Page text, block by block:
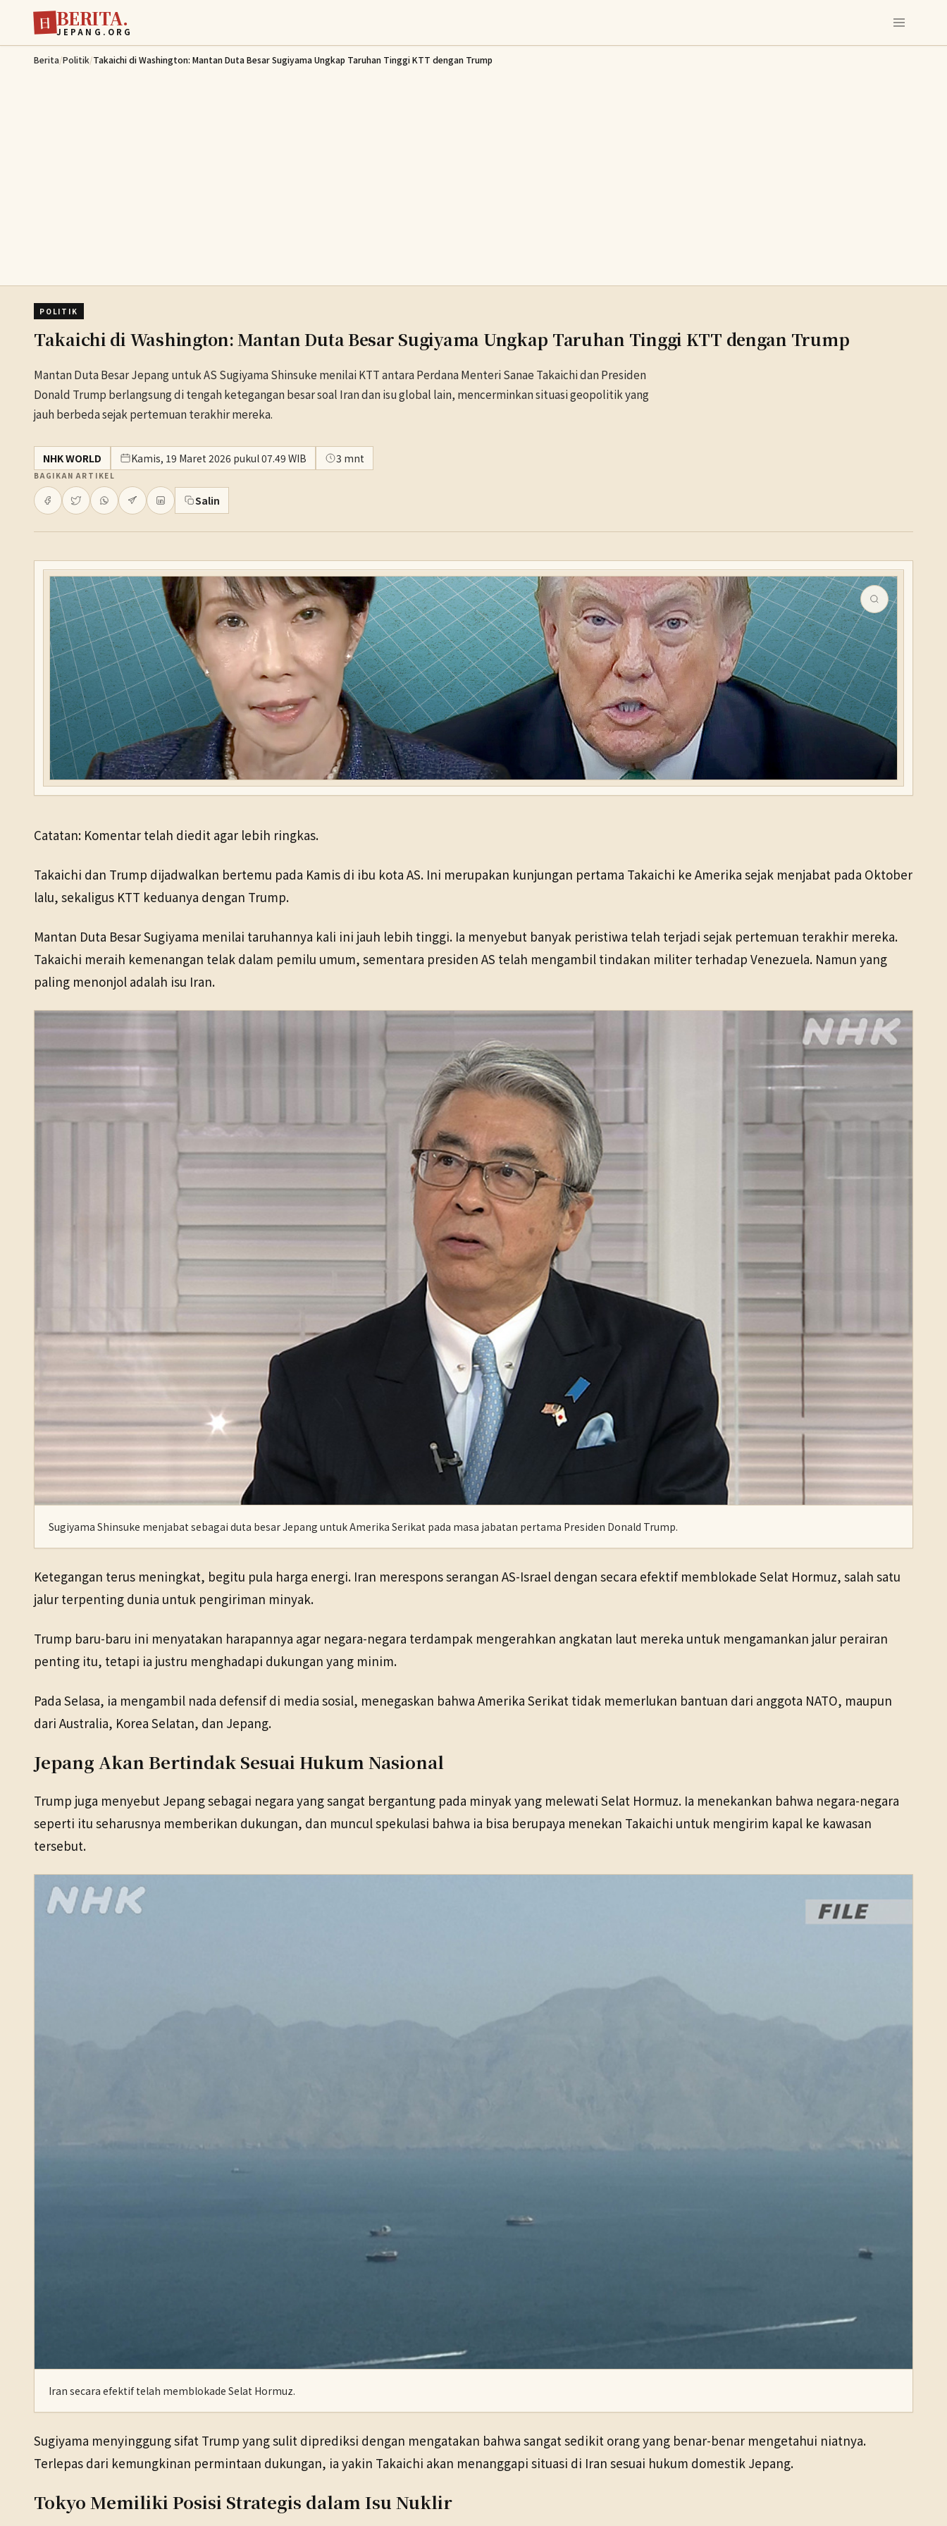
Lewati ke konten utama
日 BERITA.
JEPANG.ORG
Berita/Politik/Takaichi di Washington: Mantan Duta Besar Sugiyama Ungkap Taruhan Tinggi KTT dengan Trump
POLITIK
Takaichi di Washington: Mantan Duta Besar Sugiyama Ungkap Taruhan Tinggi KTT dengan Trump
Mantan Duta Besar Jepang untuk AS Sugiyama Shinsuke menilai KTT antara Perdana Menteri Sanae Takaichi dan Presiden
Donald Trump berlangsung di tengah ketegangan besar soal Iran dan isu global lain, mencerminkan situasi geopolitik yang
jauh berbeda sejak pertemuan terakhir mereka.
NHK WORLD Kamis, 19 Maret 2026 pukul 07.49 WIB 3 mnt
BAGIKAN ARTIKEL
Salin
Catatan: Komentar telah diedit agar lebih ringkas.
Takaichi dan Trump dijadwalkan bertemu pada Kamis di ibu kota AS. Ini merupakan kunjungan pertama Takaichi ke Amerika sejak menjabat pada Oktober
lalu, sekaligus KTT keduanya dengan Trump.
Mantan Duta Besar Sugiyama menilai taruhannya kali ini jauh lebih tinggi. Ia menyebut banyak peristiwa telah terjadi sejak pertemuan terakhir mereka.
Takaichi meraih kemenangan telak dalam pemilu umum, sementara presiden AS telah mengambil tindakan militer terhadap Venezuela. Namun yang
paling menonjol adalah isu Iran.
Sugiyama Shinsuke menjabat sebagai duta besar Jepang untuk Amerika Serikat pada masa jabatan pertama Presiden Donald Trump.
Ketegangan terus meningkat, begitu pula harga energi. Iran merespons serangan AS-Israel dengan secara efektif memblokade Selat Hormuz, salah satu
jalur terpenting dunia untuk pengiriman minyak.
Trump baru-baru ini menyatakan harapannya agar negara-negara terdampak mengerahkan angkatan laut mereka untuk mengamankan jalur perairan
penting itu, tetapi ia justru menghadapi dukungan yang minim.
Pada Selasa, ia mengambil nada defensif di media sosial, menegaskan bahwa Amerika Serikat tidak memerlukan bantuan dari anggota NATO, maupun
dari Australia, Korea Selatan, dan Jepang.
Jepang Akan Bertindak Sesuai Hukum Nasional
Trump juga menyebut Jepang sebagai negara yang sangat bergantung pada minyak yang melewati Selat Hormuz. Ia menekankan bahwa negara-negara
seperti itu seharusnya memberikan dukungan, dan muncul spekulasi bahwa ia bisa berupaya menekan Takaichi untuk mengirim kapal ke kawasan
tersebut.
Iran secara efektif telah memblokade Selat Hormuz.
Sugiyama menyinggung sifat Trump yang sulit diprediksi dengan mengatakan bahwa sangat sedikit orang yang benar-benar mengetahui niatnya.
Terlepas dari kemungkinan permintaan dukungan, ia yakin Takaichi akan menanggapi situasi di Iran sesuai hukum domestik Jepang.
Tokyo Memiliki Posisi Strategis dalam Isu Nuklir